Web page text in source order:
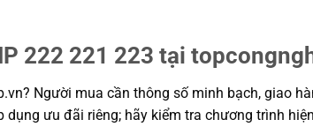
222 221 223 tại
Người mua cần thông số minh bạch, giao
ưu đãi riêng; hãy kiểm tra chương trình